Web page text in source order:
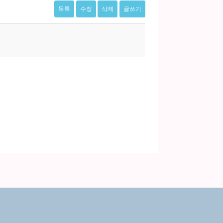
목록 수정 삭제 글쓰기